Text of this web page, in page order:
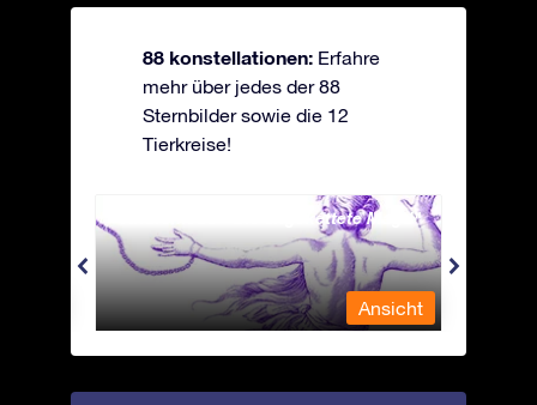
88 konstellationen: Erfahre
mehr über jedes der 88
Sternbilder sowie die 12
Tierkreise!
Andromeda - Die angekettete Magd
Ansicht